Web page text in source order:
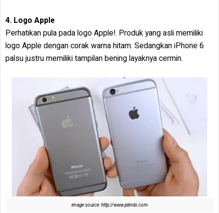
4. Logo Apple
Perhatikan pula pada logo Apple!. Produk yang asli memiliki
logo Apple dengan corak warna hitam. Sedangkan iPhone 6
palsu justru memiliki tampilan bening layaknya cermin.
image source: http://www.plimbi.com